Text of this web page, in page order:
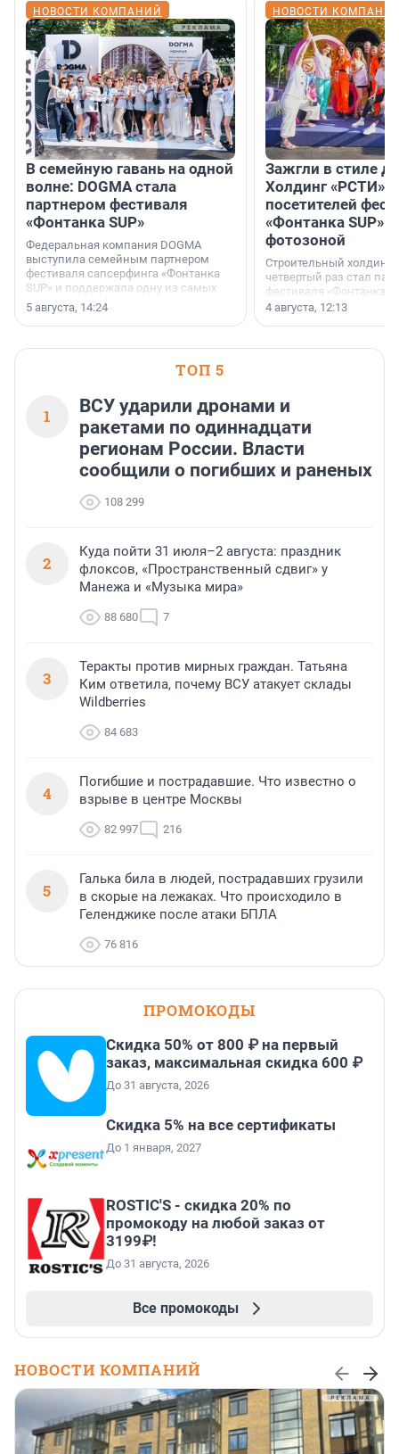
НОВОСТИ КОМПАНИЙ
В семейную гавань на одной
волне: DOGMA стала
партнером фестиваля
«Фонтанка SUP»
Федеральная компания DOGMA
выступила семейным партнером
фестиваля сапсерфинга «Фонтанка
SUP» и поддержала одну из самых
ярких и романтичных номинаций —
«SUP-свадьба».
5 августа, 14:24
НОВОСТИ
Зажгли в стиле
Холдинг «РСТИ»
посетителей
«Фонтанка SUP»
фотозоной
Строительный холдинг
четвертый раз стал
фестиваля «Фонтанка
раз компания
посетителям
4 августа, 12:13
ТОП 5
1
ВСУ ударили дронами и
ракетами по одиннадцати
регионам России. Власти
сообщили о погибших и раненых
108 299
2
Куда пойти 31 июля–2 августа: праздник
флоксов, «Пространственный сдвиг» у
Манежа и «Музыка мира»
88 680 7
3
Теракты против мирных граждан. Татьяна
Ким ответила, почему ВСУ атакует склады
Wildberries
84 683
4
Погибшие и пострадавшие. Что известно о
взрыве в центре Москвы
82 997 216
5
Галька била в людей, пострадавших грузили
в скорые на лежаках. Что происходило в
Геленджике после атаки БПЛА
76 816
ПРОМОКОДЫ
Скидка 50% от 800 ₽ на первый
заказ, максимальная скидка 600 ₽
До 31 августа, 2026
Скидка 5% на все сертификаты
До 1 января, 2027
ROSTIC'S - скидка 20% по
промокоду на любой заказ от
3199₽!
До 31 августа, 2026
Все промокоды
НОВОСТИ КОМПАНИЙ